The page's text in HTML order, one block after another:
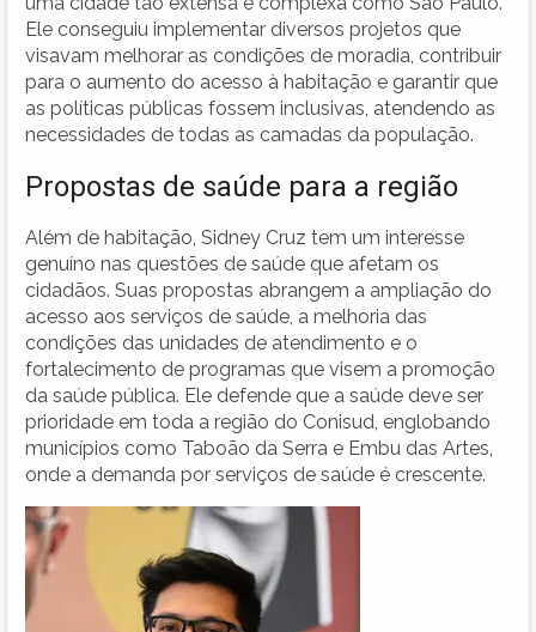
Ele conseguiu implementar diversos projetos que
visavam melhorar as condições de moradia, contribuir
para o aumento do acesso à habitação e garantir que
as políticas públicas fossem inclusivas, atendendo as
necessidades de todas as camadas da população.
Propostas de saúde para a região
Além de habitação, Sidney Cruz tem um interesse
genuíno nas questões de saúde que afetam os
cidadãos. Suas propostas abrangem a ampliação do
acesso aos serviços de saúde, a melhoria das
condições das unidades de atendimento e o
fortalecimento de programas que visem a promoção
da saúde pública. Ele defende que a saúde deve ser
prioridade em toda a região do Conisud, englobando
municípios como Taboão da Serra e Embu das Artes,
onde a demanda por serviços de saúde é crescente.